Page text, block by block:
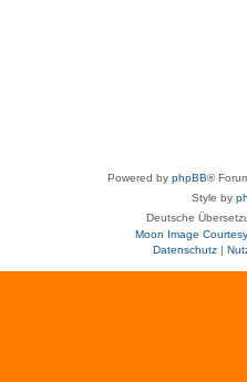
Powered by phpBB®
Style by
Deutsche
Moon Image
Datenschutz|